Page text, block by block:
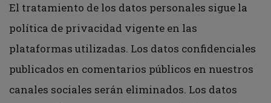
El tratamiento de los datos personales sigue la
política de privacidad vigente en las
plataformas utilizadas. Los datos confidenciales
publicados en comentarios públicos en nuestros
canales sociales serán eliminados. Los datos